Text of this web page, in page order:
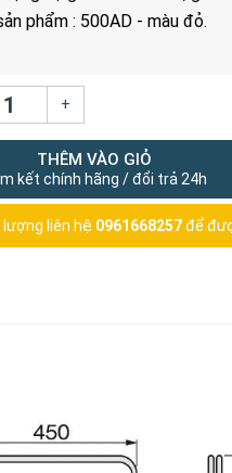
phẩm : 500AD - màu đỏ.
+
THÊM VÀO GIỎ
kết chính hãng / đổi trả 24h
lượng liên hệ 0961668257để